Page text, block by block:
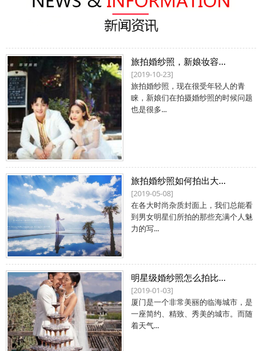
旅拍婚纱照，新娘妆容...
[2019-10-23]
旅拍婚纱照，现在很受年轻人的青
睐，新娘们在拍摄婚纱照的时候问题
也是很多...
旅拍婚纱照如何拍出大...
[2019-05-08]
在各大时尚杂质封面上，我们总能看
到男女明星们所拍的那些充满个人魅
力的写...
明星级婚纱照怎么拍比...
[2019-01-03]
厦门是一个非常美丽的临海城市，是
一座简约、精致、秀美的城市。而随
着天气...